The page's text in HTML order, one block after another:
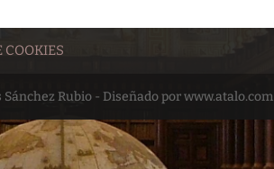
COOKIES
Rubio - Diseñado por www.atalo.com